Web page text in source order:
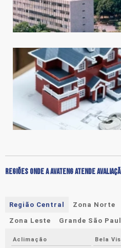
REGIÕES ONDE A AVATENG ATENDE
Região Central Zona Norte
Zona Leste Grande São
Aclimação
Bela